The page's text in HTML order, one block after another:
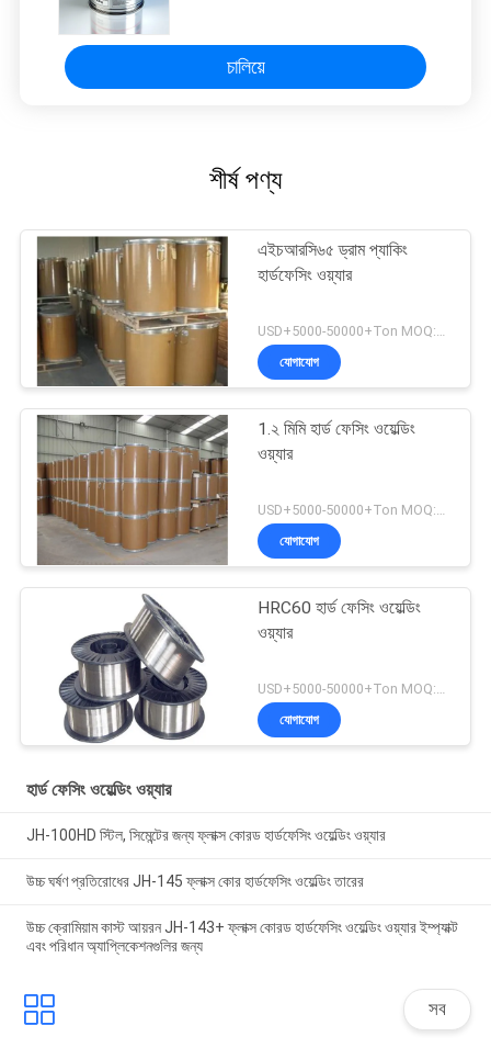
চালিয়ে
শীর্ষ পণ্য
এইচআরসি৬৫ ড্রাম প্যাকিং
হার্ডফেসিং ওয়্যার
USD+5000-50000+Ton MOQ:১ টন
যোগাযোগ
1.২ মিমি হার্ড ফেসিং ওয়েল্ডিং
ওয়্যার
যোগাযোগ
HRC60 হার্ড ফেসিং ওয়েল্ডিং
ওয়্যার
যোগাযোগ
হার্ড ফেসিং ওয়েল্ডিং ওয়্যার
JH-100HD স্টিল, সিমেন্টের জন্য ফ্লাক্স কোরড হার্ডফেসিং ওয়েল্ডিং ওয়্যার
উচ্চ ঘর্ষণ প্রতিরোধের JH-145 ফ্লাক্স কোর হার্ডফেসিং ওয়েল্ডিং তারের
উচ্চ ক্রোমিয়াম কাস্ট আয়রন JH-143+ ফ্লাক্স কোরড হার্ডফেসিং ওয়েল্ডিং ওয়্যার ইম্প্যাক্ট
এবং পরিধান অ্যাপ্লিকেশনগুলির জন্য
সব